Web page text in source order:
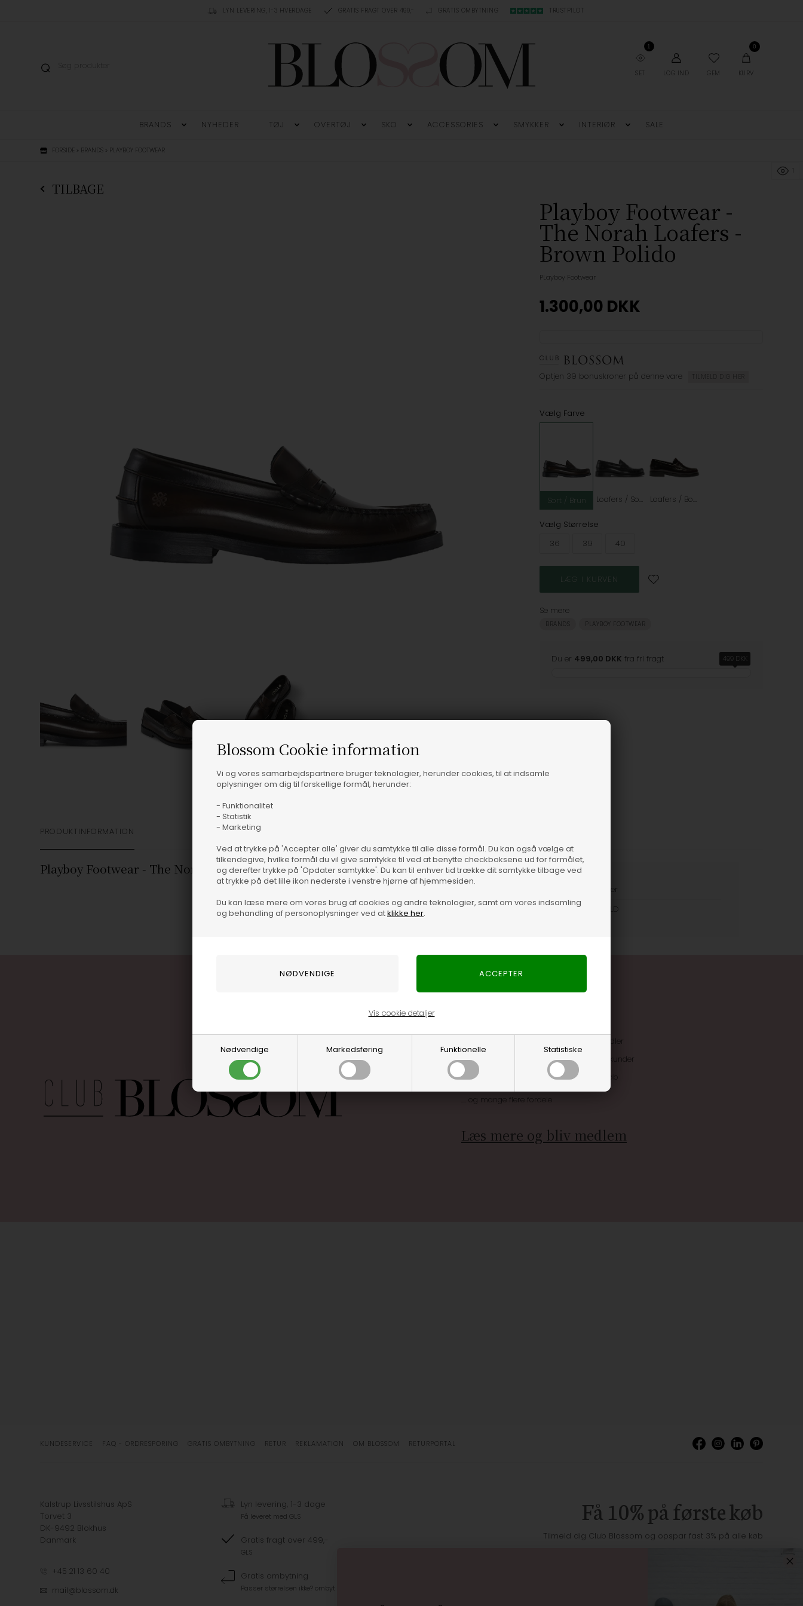
Blossom Cookie information
Vi og vores samarbejdspartnere bruger teknologier, herunder cookies, til at indsamle
oplysninger om dig til forskellige formål, herunder:
- Funktionalitet
- Statistik
- Marketing
Ved at trykke på 'Accepter alle' giver du samtykke til alle disse formål. Du kan også vælge at
tilkendegive, hvilke formål du vil give samtykke til ved at benytte checkboksene ud for formålet,
og derefter trykke på 'Opdater samtykke'. Du kan til enhver tid trække dit samtykke tilbage ved
at trykke på det lille ikon nederste i venstre hjørne af hjemmesiden.
Du kan læse mere om vores brug af cookies og andre teknologier, samt om vores indsamling
og behandling af personoplysninger ved atklikke her.
Nødvendige Markedsføring Funktionelle Statistiske
Vis cookie detaljer
LYN LEVERING, 1-3 HVERDAGE GRATIS FRAGT OVER 499,- GRATIS OMBYTNING TRUSTPILOT
SET
1
LOG IND GEM
0
KURV
BRANDS NYHEDER TØJ OVERTØJ SKO ACCESSORIES SMYKKER INTERIØR SALE
FORSIDE » BRANDS » PLAYBOY FOOTWEAR
TILBAGE
Playboy Footwear -
The Norah Loafers -
Brown Polido
PLayboy Footwear
1.300,00 DKK
Optjen 39 bonuskroner på denne vare TILMELD DIG HER
Vælg Farve
Sort / Brun Loafers / Sort Loafers / Bordeaux
Vælg Størrelse
36
39 40
Se mere
BRANDS PLAYBOY FOOTWEAR
Du er 499,00 DKK fra fri fragt 499 DKK
PRODUKTINFORMATION
Playboy Footwear - The Norah Loafers - Brown Polido
100% Læder
Varenummer
58905-OLD
Optjen 3% i bonuskroner når du handler
Særlige, eksklusive tilbud kun til klubkunder
Brug dine point allerede på næste køb
.... og mange flere fordele
Læs mere og bliv medlem
KUNDESERVICE FAQ - ORDRESPORING GRATIS OMBYTNING RETUR REKLAMATION OM BLOSSOM RETURPORTAL
Kalstrup Livsstilshus ApS
Torvet 3
DK-9492 Blokhus
Danmark
+45 21 13 60 40
mail@blossom.dk
Lyn levering, 1-3 dage
Få leveret med GLS
Gratis fragt over 499,-
GLS
Gratis ombytning
Passer størrelsen ikke? ombyt gratis
Få 10% på første køb
Tilmeld dig Club Blossom og opspar fast 3% på alle køb
1